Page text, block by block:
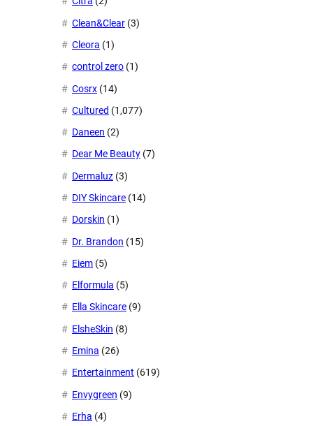
Clean&Clear (3)
Cleora (1)
control zero (1)
Cosrx (14)
Cultured (1,077)
Daneen (2)
Dear Me Beauty (7)
Dermaluz (3)
DIY Skincare (14)
Dorskin (1)
Dr. Brandon (15)
Eiem (5)
Elformula (5)
Ella Skincare (9)
ElsheSkin (8)
Emina (26)
Entertainment (619)
Envygreen (9)
Erha (4)